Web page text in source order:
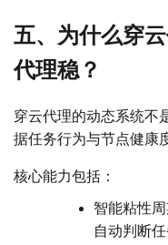
五、为什么穿
代理稳？
穿云代理的动态系统不
据任务行为与节点健康
核心能力包括：
智能粘性周
自动判断任